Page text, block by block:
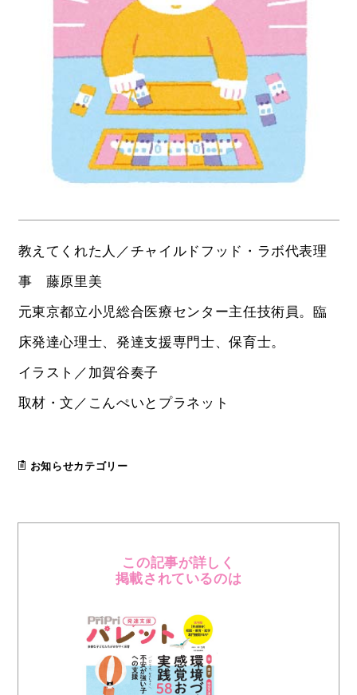
教えてくれた人／チャイルドフッド・ラボ代表理
事 藤原里美
元東京都立小児総合医療センター主任技術員。臨
床発達心理士、発達支援専門士、保育士。
イラスト／加賀谷奏子
取材・文／こんぺいとプラネット
お知らせカテゴリー
この記事が詳しく
掲載されているのは